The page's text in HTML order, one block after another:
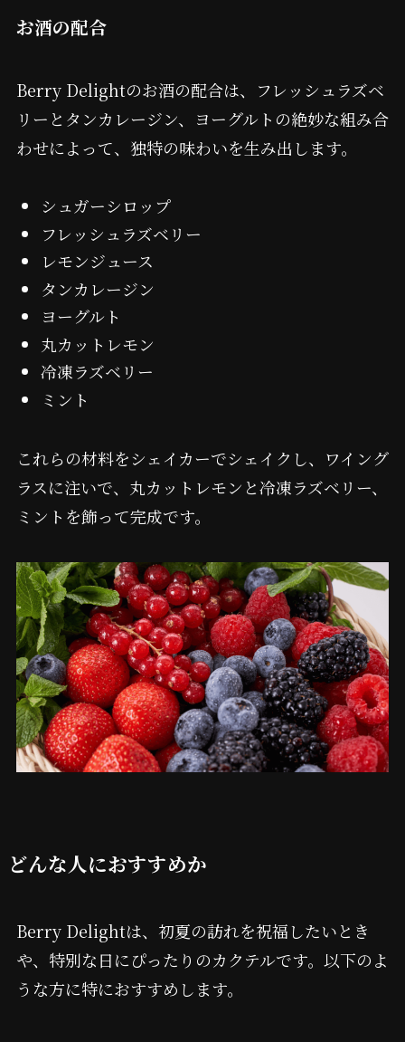
お酒の配合
Berry Delightのお酒の配合は、フレッシュラズベ
リーとタンカレージン、ヨーグルトの絶妙な組み合
わせによって、独特の味わいを生み出します。
シュガーシロップ
フレッシュラズベリー
レモンジュース
タンカレージン
ヨーグルト
丸カットレモン
冷凍ラズベリー
ミント
これらの材料をシェイカーでシェイクし、ワイング
ラスに注いで、丸カットレモンと冷凍ラズベリー、
ミントを飾って完成です。
どんな人におすすめか
Berry Delightは、初夏の訪れを祝福したいとき
や、特別な日にぴったりのカクテルです。以下のよ
うな方に特におすすめします。